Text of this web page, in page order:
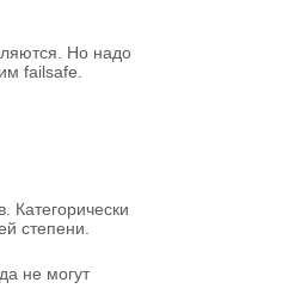
Но надо
failsafe.
Категорически
степени.
не могут